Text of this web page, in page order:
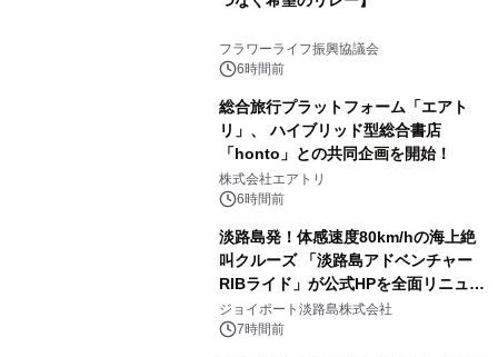
フラワーライフ振興協議会
6時間前
総合旅行プラットフォーム「エアト
リ」、 ハイブリッド型総合書店
「honto」との共同企画を開始！
株式会社エアトリ
6時間前
淡路島発！体感速度80km/hの海上絶
叫クルーズ 「淡路島アドベンチャー
RIBライド」が公式HPを全面リニュー
アル！ ～スマホで即予約完了の「スマ
ート設計」へ刷新～
ジョイポート淡路島株式会社
7時間前